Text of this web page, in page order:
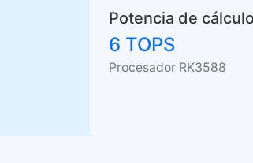
Potencia de
6 TOPS
Procesador RK3588